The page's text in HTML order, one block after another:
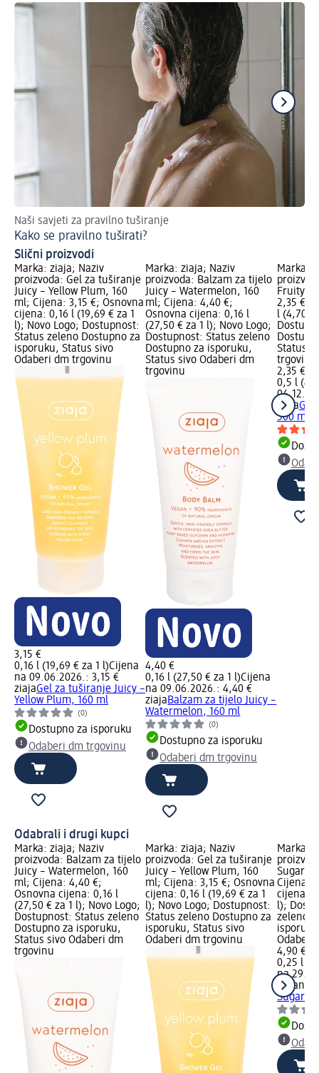
Naši savjeti za pravilno tuširanje
Kako se pravilno tuširati?
Slični proizvodi
Marka: ziaja; Naziv
proizvoda: Gel za tuširanje
Juicy – Yellow Plum, 160
ml; Cijena: 3,15 €; Osnovna
cijena: 0,16 l (19,69 € za 1
l); Novo Logo; Dostupnost:
Status zeleno Dostupno za
isporuku, Status sivo
Odaberi dm trgovinu
3,15 €
0,16 l (19,69 € za 1 l)Cijena
na 09.06.2026.: 3,15 €
ziajaGel za tuširanje Juicy –
Yellow Plum, 160 ml
(0)
Dostupno za isporuku
Odaberi dm trgovinu
Marka: ziaja; Naziv
proizvoda: Balzam za tijelo
Juicy – Watermelon, 160
ml; Cijena: 4,40 €;
Osnovna cijena: 0,16 l
(27,50 € za 1 l); Novo Logo;
Dostupnost: Status zeleno
Dostupno za isporuku,
Status sivo Odaberi dm
trgovinu
4,40 €
0,16 l (27,50 € za 1 l)Cijena
na 09.06.2026.: 4,40 €
ziajaBalzam za tijelo Juicy –
Watermelon, 160 ml
(0)
Dostupno za isporuku
Odaberi dm trgovinu
Marka:
Fruity,
2,35 €;
l (4,70 €
Status
trgovinu
2,35 €
0,5 l
ziajaGel
500 ml
Odabrali i drugi kupci
Marka: ziaja; Naziv
proizvoda: Balzam za tijelo
Juicy – Watermelon, 160
ml; Cijena: 4,40 €;
Osnovna cijena: 0,16 l
(27,50 € za 1 l); Novo Logo;
Dostupnost: Status zeleno
Dostupno za isporuku,
Status sivo Odaberi dm
trgovinu
Marka: ziaja; Naziv
proizvoda: Gel za tuširanje
Juicy – Yellow Plum, 160
ml; Cijena: 3,15 €; Osnovna
cijena: 0,16 l (19,69 € za 1
l); Novo Logo; Dostupnost:
Status zeleno Dostupno za
isporuku, Status sivo
Odaberi dm trgovinu
Marka:
Sugar
Cijena:
cijena:
l);
zeleno
Odaberi
4,90 €
0,25 l
na
organic
Sugar